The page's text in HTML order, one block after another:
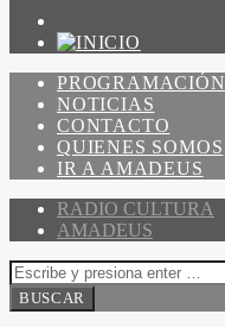
PROGRAMACIÓN
NOTICIAS
CONTACTO
QUIENES SOMOS
IR A AMADEUS
RADIO CULTURA
AMADEUS